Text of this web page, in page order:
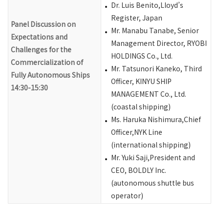
Panel Discussion on
Expectations and
Challenges for the
Commercialization of
Fully Autonomous Ships
14:30-15:30
Dr. Luis Benito,Lloyd’s
Register, Japan
Mr. Manabu Tanabe, Senior
Management Director, RYOBI
HOLDINGS Co., Ltd.
Mr. Tatsunori Kaneko, Third
Officer, KINYU SHIP
MANAGEMENT Co., Ltd.
(coastal shipping)
Ms. Haruka Nishimura,Chief
Officer,NYK Line
(international shipping)
Mr. Yuki Saji,President and
CEO, BOLDLY Inc.
(autonomous shuttle bus
operator)